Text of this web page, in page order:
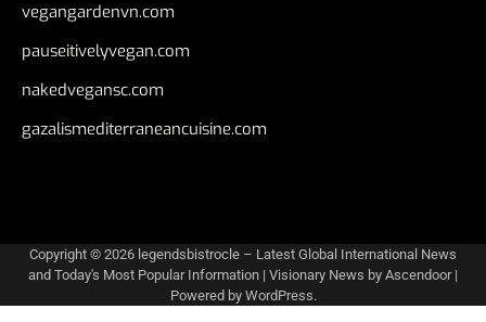
vegangardenvn.com
pauseitivelyvegan.com
nakedvegansc.com
gazalismediterraneancuisine.com
Copyright © 2026 legendsbistrocle – Latest Global International News
and Today's Most Popular Information | Visionary News by Ascendoor|
Powered by WordPress.